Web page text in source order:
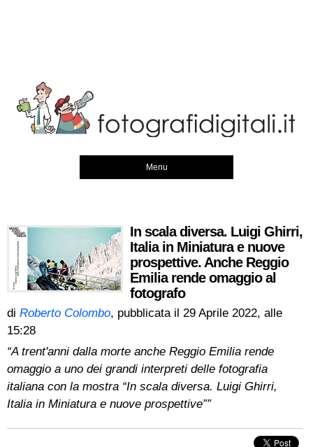
Menu
In scala diversa. Luigi Ghirri,
Italia in Miniatura e nuove
prospettive. Anche Reggio
Emilia rende omaggio al
fotografo
di Roberto Colombo, pubblicata il 29 Aprile 2022, alle
15:28
“A trent'anni dalla morte anche Reggio Emilia rende
omaggio a uno dei grandi interpreti delle fotografia
italiana con la mostra “In scala diversa. Luigi Ghirri,
Italia in Miniatura e nuove prospettive””